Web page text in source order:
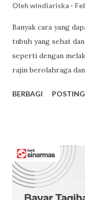
Oleh windiariska
Banyak cara yang
tubuh yang sehat
seperti dengan
rajin berolahraga
tubuh tentunya tidak
makanannya. Untuk
sebenarnya mudah
setiaup hari ada
BERBAGI